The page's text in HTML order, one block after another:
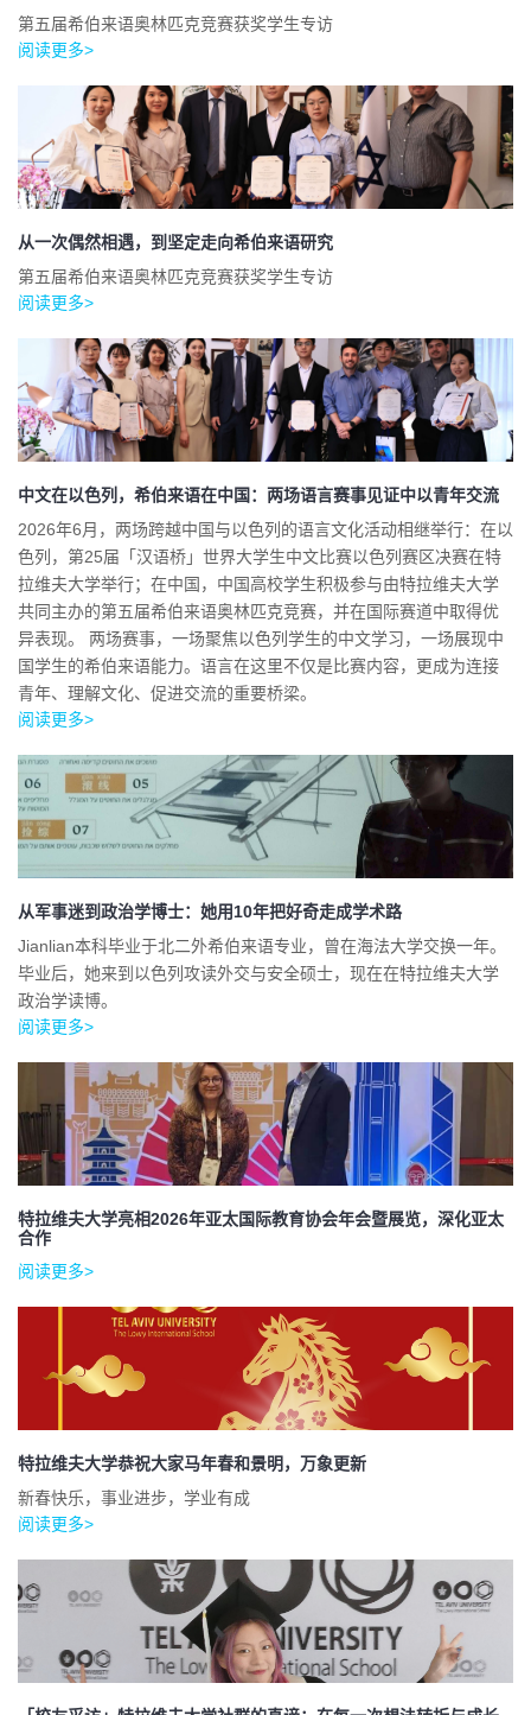
第五届希伯来语奥林匹克竞赛获奖学生专访
阅读更多>
从一次偶然相遇，到坚定走向希伯来语研究
第五届希伯来语奥林匹克竞赛获奖学生专访
阅读更多>
中文在以色列，希伯来语在中国：两场语言赛事见证中以青年交流
2026年6月，两场跨越中国与以色列的语言文化活动相继举行：在以
色列，第25届「汉语桥」世界大学生中文比赛以色列赛区决赛在特
拉维夫大学举行；在中国，中国高校学生积极参与由特拉维夫大学
共同主办的第五届希伯来语奥林匹克竞赛，并在国际赛道中取得优
异表现。 两场赛事，一场聚焦以色列学生的中文学习，一场展现中
国学生的希伯来语能力。语言在这里不仅是比赛内容，更成为连接
青年、理解文化、促进交流的重要桥梁。
阅读更多>
从军事迷到政治学博士：她用10年把好奇走成学术路
Jianlian本科毕业于北二外希伯来语专业，曾在海法大学交换一年。
毕业后，她来到以色列攻读外交与安全硕士，现在在特拉维夫大学
政治学读博。
阅读更多>
特拉维夫大学亮相2026年亚太国际教育协会年会暨展览，深化亚太
合作
阅读更多>
特拉维夫大学恭祝大家马年春和景明，万象更新
新春快乐，事业进步，学业有成
阅读更多>